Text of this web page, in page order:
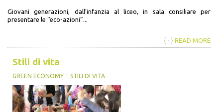
Giovani generazioni, dall’infanzia al liceo, in sala consiliare per
presentare le “eco-azioni”...
{···} READ MORE
Stili di vita
GREEN ECONOMY STILI DI VITA